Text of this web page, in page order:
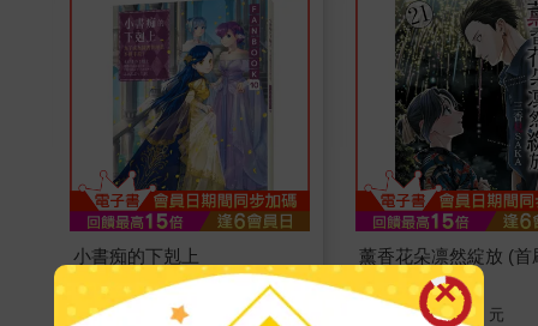
小書痴的下剋上
FANBOOK(10)：為了成為圖
書管理員不擇手段！
79 折 236
薰香花朵凛然綻放 (首
特價 213 元